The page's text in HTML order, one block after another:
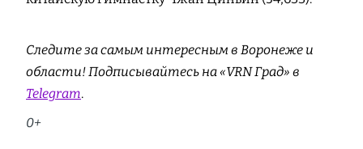
Следите за самым интересным в Воронеже и
области! Подписывайтесь на «VRN Град» в
Telegram.
0+